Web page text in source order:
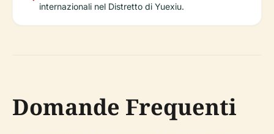
internazionali nel Distretto di Yuexiu.
Domande Frequenti